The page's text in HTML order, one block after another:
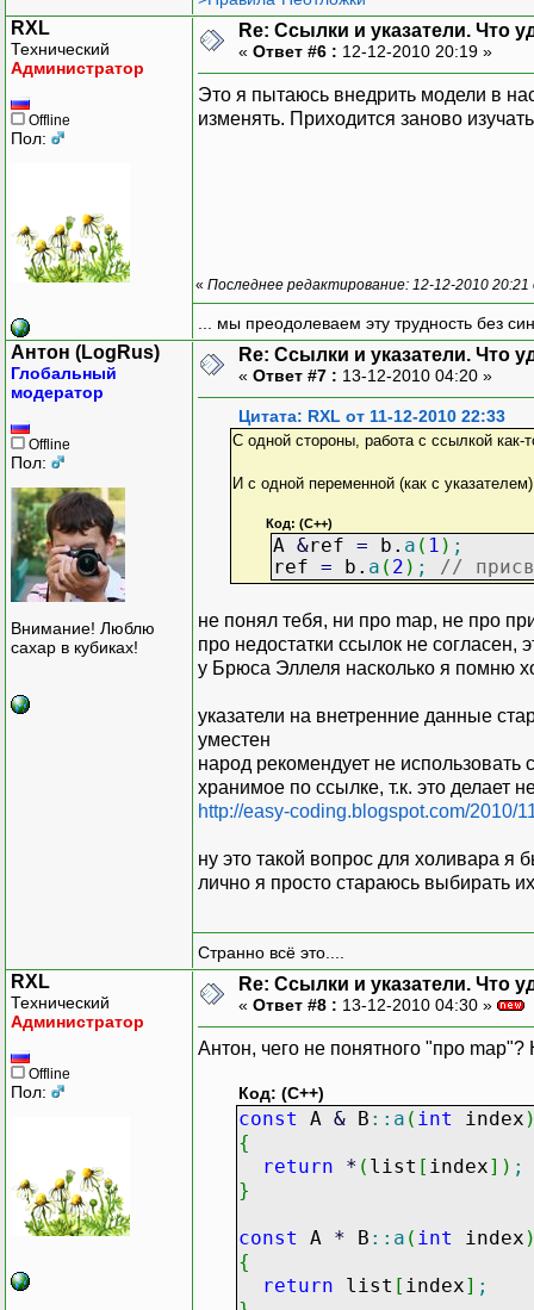
RXL
Технический
Администратор
Offline
Пол:
Re: Ссылки и указатели. Что
« Ответ #6 : 12-12-2010 20:19 »
Это я пытаюсь внедрить модели в
изменять. Приходится заново
« Последнее редактирование: 12-12-2010
... мы преодолеваем эту трудность без
Антон (LogRus)
Глобальный
модератор
Offline
Пол:
Внимание! Люблю
сахар в кубиках!
Re: Ссылки и указатели. Что
« Ответ #7 : 13-12-2010 04:20 »
Цитата: RXL от 11-12-2010 22:33
С одной стороны, работа с ссылкой
И с одной переменной (как с
Код: (C++)
A &ref = b. a ( 1 ) ;
ref = b. a ( 2 ) ; //
не понял тебя, ни про map, не про
про недостатки ссылок не
у Брюса Эллеля насколько я помню
указатели на внетренние данные
уместен
народ рекомендует не
хранимое по ссылке, т.к. это делает
http://easy-coding.blogspot.com/2010/
ну это такой вопрос для холивара я
лично я просто стараюсь выбирать
Странно всё это....
RXL
Технический
Администратор
Offline
Пол:
Re: Ссылки и указатели. Что
« Ответ #8 : 13-12-2010 04:30 »
Антон, чего не понятного "про
Код: (C++)
const A & B :: a ( int index
{
return
* ( list [ index] ) ;
}
const A * B :: a ( int index
{
return list [ index] ;